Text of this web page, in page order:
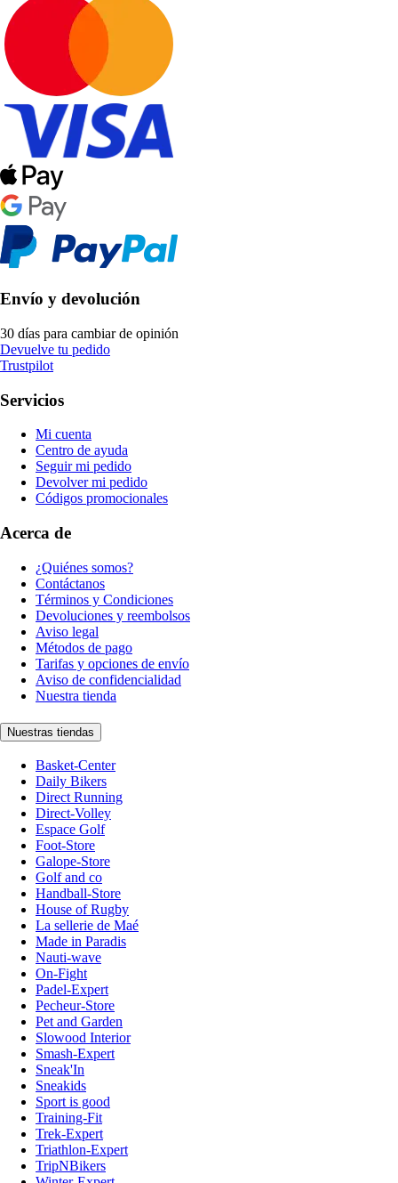
Envío y devolución
30 días para cambiar de opinión
Devuelve tu pedido
Trustpilot
Servicios
Mi cuenta
Centro de ayuda
Seguir mi pedido
Devolver mi pedido
Códigos promocionales
Acerca de
¿Quiénes somos?
Contáctanos
Términos y Condiciones
Devoluciones y reembolsos
Aviso legal
Métodos de pago
Tarifas y opciones de envío
Aviso de confidencialidad
Nuestra tienda
Nuestras tiendas
Basket-Center
Daily Bikers
Direct Running
Direct-Volley
Espace Golf
Foot-Store
Galope-Store
Golf and co
Handball-Store
House of Rugby
La sellerie de Maé
Made in Paradis
Nauti-wave
On-Fight
Padel-Expert
Pecheur-Store
Pet and Garden
Slowood Interior
Smash-Expert
Sneak'In
Sneakids
Sport is good
Training-Fit
Trek-Expert
Triathlon-Expert
TripNBikers